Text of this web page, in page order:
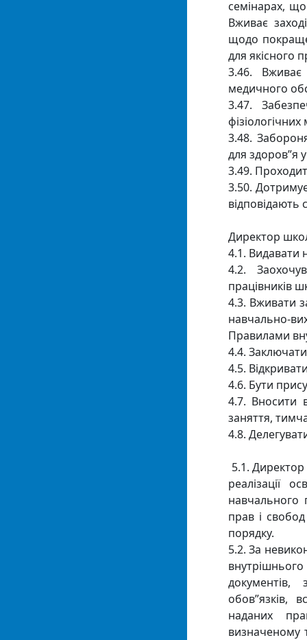
семінарах,
Вживає
щодо
для якісного
3.46.
медичного
3.47.
3.48.
для здоров”я
3.49.
3.50.
відповідають
Директор
4.1. Видавати
4.2.
працівників
4.3. Вживати
навчально-
Правилами
4.4.
4.5.
4.6. Бути
4.7. Вносити
заняття,
4.8.
5.1. Директор
реалізації
навчального
прав і
порядку.
5.2. За
документів,
обов”язків,
наданих
визначеному